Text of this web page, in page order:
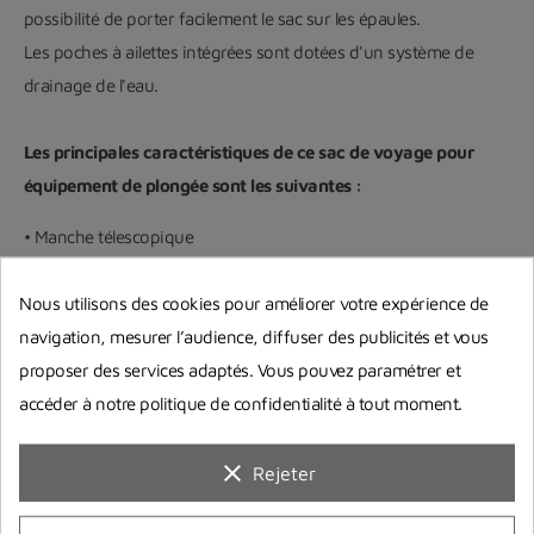
possibilité de porter facilement le sac sur les épaules.
Les poches à ailettes intégrées sont dotées d'un système de
drainage de l'eau.
Les principales caractéristiques de ce sac de voyage pour
équipement de plongée sont les suivantes :
• Manche télescopique
• Poche externe pour les ailerons avec système de drainage
• Sangles de compression externes réglables
• Boucles bicolores ultra légères
• Poignée avec filet d'air
• Poches frontales intégrées avec fermetures à glissière
• Poignées latérales
Nous utilisons des cookies pour améliorer votre expérience de
navigation, mesurer l’audience, diffuser des publicités et vous
proposer des services adaptés. Vous pouvez paramétrer et
accéder à notre politique de confidentialité à tout moment.
clear Rejeter